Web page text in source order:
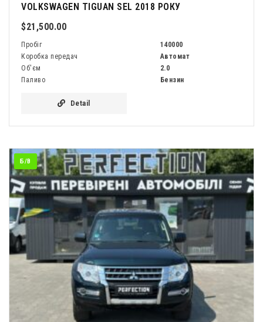
VOLKSWAGEN TIGUAN SEL 2018 РОКУ
$21,500.00
Пробіг
140000
Коробка передач
Автомат
Об'єм
2.0
Паливо
Бензин
Detail
Б/В